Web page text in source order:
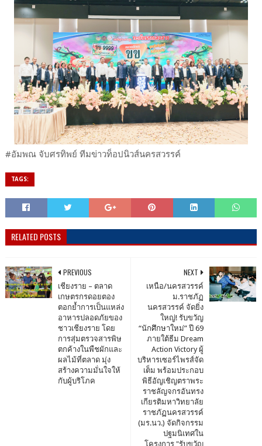
#อัมพณ จับศรทิพย์ ทีมข่าวท็อปนิวส์นครสวรรค์
TAGS:
RELATED POSTS
NEXT
เหนือ/นครสวรรค์
ม.ราชภัฏ
นครสวรรค์ จัดยิ่ง
ใหญ่! รับขวัญ
“นักศึกษาใหม่” ปี 69
ภายใต้ธีม Dream
Action Victory ผู้
บริหารเซอร์ไพรส์จัด
เต็ม พร้อมประกอบ
พิธีอัญเชิญตราพระ
ราชลัญจกรอันทรง
เกียรติมหาวิทยาลัย
ราชภัฏนครสวรรค์
(มร.นว.) จัดกิจกรรม
ปฐมนิเทศใน
โครงการ "รับขวัญ
PREVIOUS
เชียงราย – ตลาด
เกษตรกรดอยตอง
ตอกย้ำการเป็นแหล่ง
อาหารปลอดภัยของ
ชาวเชียงราย โดย
การสุ่มตรวจสารพิษ
ตกค้างในพืชผักและ
ผลไม้ที่ตลาด มุ่ง
สร้างความมั่นใจให้
กับผู้บริโภค